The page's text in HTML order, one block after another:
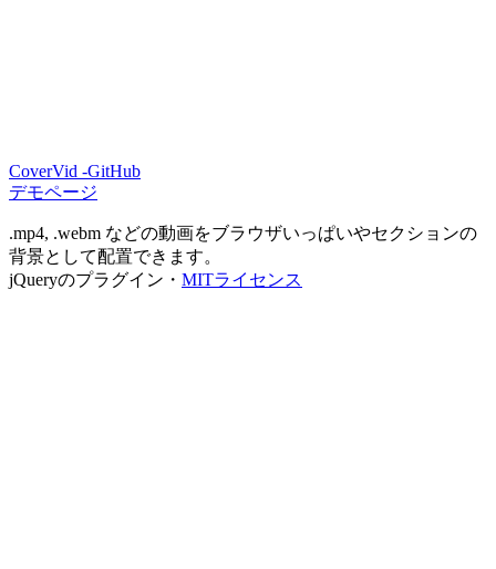
CoverVid -GitHub
デモページ
.mp4, .webm などの動画をブラウザいっぱいやセクションの
背景として配置できます。
jQueryのプラグイン・ MITライセンス